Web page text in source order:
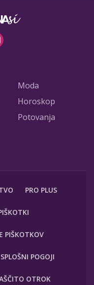
Moda
Horoskop
Potovanja
PRO PLUS
PIŠKOTKOV
SPLOŠNI POGOJI
OTROK